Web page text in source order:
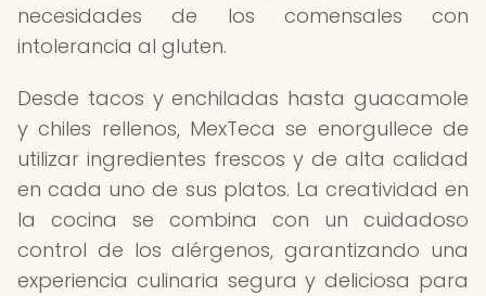
necesidades de los comensales con
intolerancia al gluten.
Desde tacos y enchiladas hasta guacamole
y chiles rellenos, MexTeca se enorgullece de
utilizar ingredientes frescos y de alta calidad
en cada uno de sus platos. La creatividad en
la cocina se combina con un cuidadoso
control de los alérgenos, garantizando una
experiencia culinaria segura y deliciosa para